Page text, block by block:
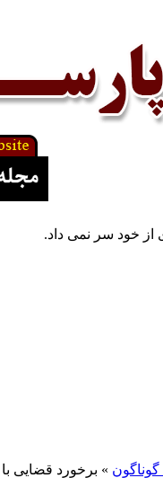
از خود سر نمی داد.
» برخورد قضایی